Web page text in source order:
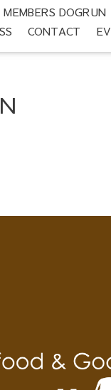
MEMBERS DOGRUN
CONTACT